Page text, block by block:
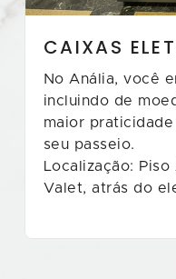
CAIXAS
No Anália, você
incluindo de
maior
seu passeio.
Localização:
Valet, atrás do